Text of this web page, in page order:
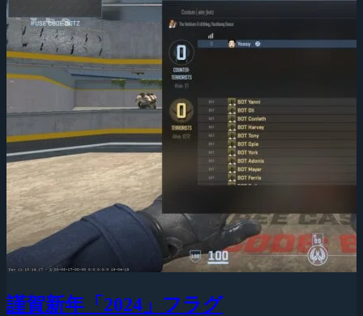
謹賀新年「2024」フラグ